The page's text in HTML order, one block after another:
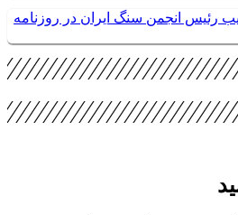
رئیس انجمن سنگ ایران در روزنامه